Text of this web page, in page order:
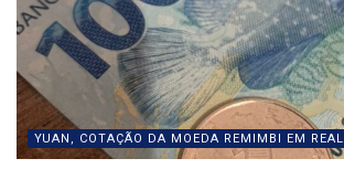
YUAN, COTAÇÃO DA MOEDA REMIMBI EM REAL